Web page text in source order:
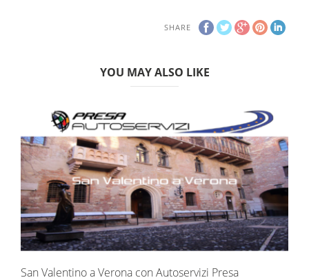
SHARE
YOU MAY ALSO LIKE
San Valentino a Verona con Autoservizi Presa